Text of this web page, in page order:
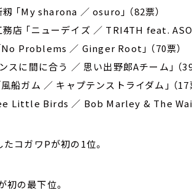
「My sharona ／ osuro」 （82票）
店 「ニューデイズ ／ TRI4TH feat.
Problems ／ Ginger Root」 （70票）
スに間に合う ／ 思い出野郎Aチーム」 （39
船ガム ／ キャプテンストライダム」 （17
Little Birds ／ Bob Marley & The
コガワPが初の1位。
初の最下位。